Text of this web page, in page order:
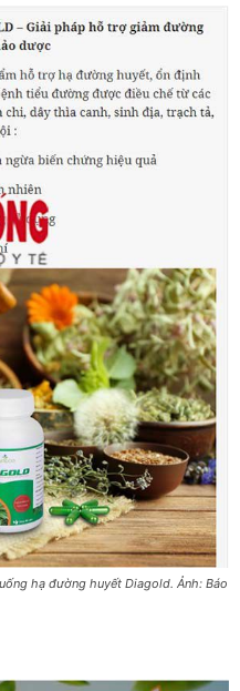
hạ đường huyết Diagold. Ảnh: Báo